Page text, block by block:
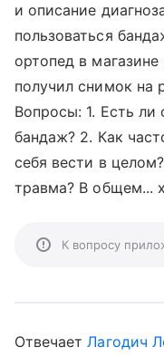
и описание
пользоваться
ортопед в
получил снимок на
Вопросы: 1. Есть
бандаж? 2. Как
себя вести в
травма? В общем...
К вопросу
ОтвечаетЛагодич